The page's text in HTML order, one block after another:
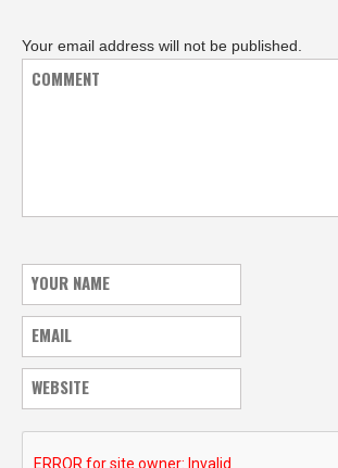
Your email address will not be published.